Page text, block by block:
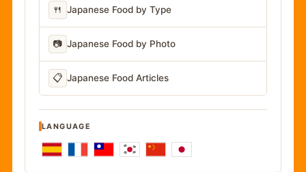
🍴 Japanese Food by Type
📷 Japanese Food by Photo
📋 Japanese Food Articles
LANGUAGE